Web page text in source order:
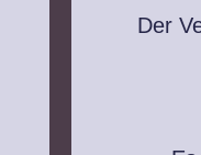
Der